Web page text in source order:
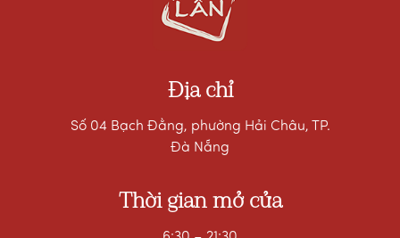
Địa chỉ
Số 04 Bạch Đằng, phường Hải Châu, TP.
Đà Nẵng
Thời gian mở cửa